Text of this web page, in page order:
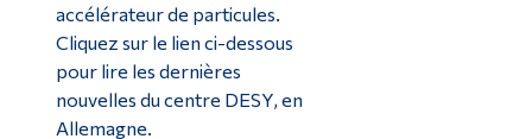
accélérateur de particules.
Cliquez sur le lien ci-dessous
pour lire les dernières
nouvelles du centre DESY, en
Allemagne.